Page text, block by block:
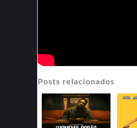
Posts relacionados